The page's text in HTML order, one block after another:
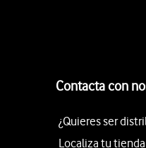
Contacta con
¿Quieres ser
Localiza tu